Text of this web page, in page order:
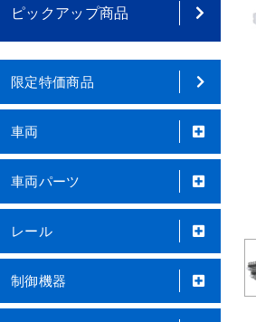
ピックアップ商品
限定特価商品
車両
車両パーツ
レール
制御機器